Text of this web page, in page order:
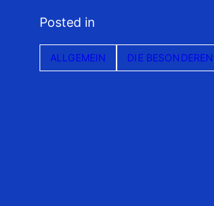
Posted in
ALLGEMEIN DIE